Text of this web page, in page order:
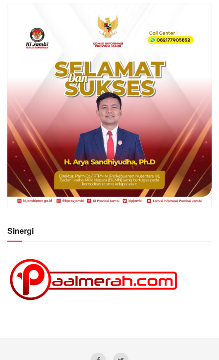
Sinergi